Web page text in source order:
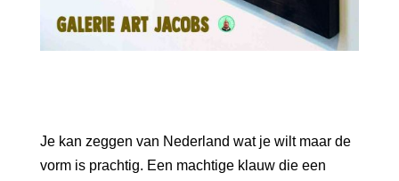
Je kan zeggen van Nederland wat je wilt maar de
vorm is prachtig. Een machtige klauw die een